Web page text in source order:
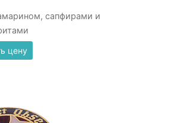
сапфирами и
цену